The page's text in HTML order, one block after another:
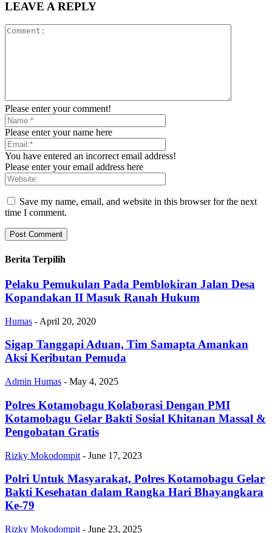
LEAVE A REPLY
Please enter your comment!
Please enter your name here
You have entered an incorrect email address!
Please enter your email address here
Save my name, email, and website in this browser for the next
time I comment.
Berita Terpilih
Pelaku Pemukulan Pada Pemblokiran Jalan Desa
Kopandakan II Masuk Ranah Hukum
Humas - April 20, 2020
Sigap Tanggapi Aduan, Tim Samapta Amankan
Aksi Keributan Pemuda
Admin Humas - May 4, 2025
Polres Kotamobagu Kolaborasi Dengan PMI
Kotamobagu Gelar Bakti Sosial Khitanan Massal &
Pengobatan Gratis
Rizky Mokodompit - June 17, 2023
Polri Untuk Masyarakat, Polres Kotamobagu Gelar
Bakti Kesehatan dalam Rangka Hari Bhayangkara
Ke-79
Rizky Mokodompit - June 23, 2025